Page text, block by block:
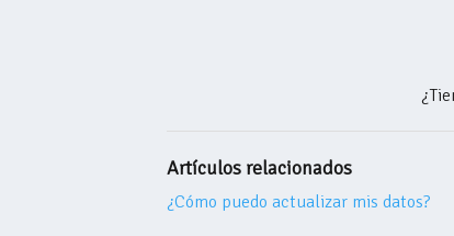
Artículos relacionados
¿Cómo puedo actualizar mis datos?